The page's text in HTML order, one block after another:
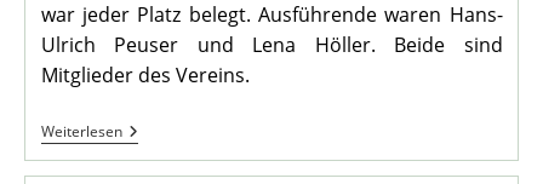
war jeder Platz belegt. Ausführende waren Hans-
Ulrich Peuser und Lena Höller. Beide sind
Mitglieder des Vereins.
WeiterlesenAbendkonzert
Im
Heimathaus